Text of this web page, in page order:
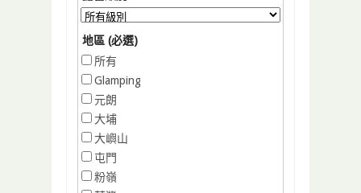
地區 (必選)
所有
Glamping
元朗
大埔
大嶼山
屯門
粉嶺